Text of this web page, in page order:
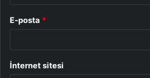
E-posta *
İnternet sitesi